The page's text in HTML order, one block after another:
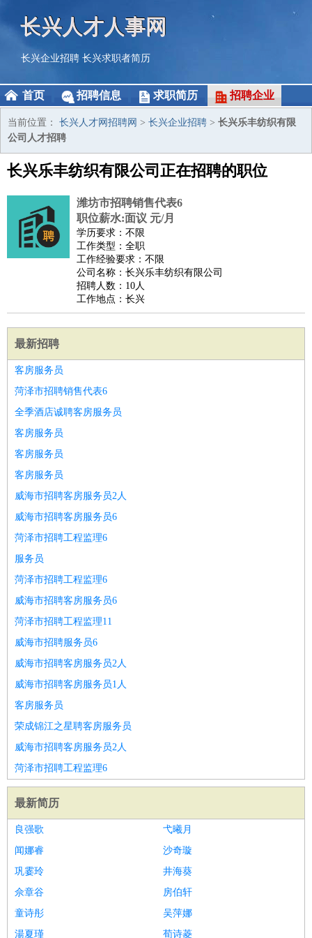
长兴人才人事网
长兴企业招聘 长兴求职者简历
首页 招聘信息 求职简历 招聘企业
当前位置： 长兴人才网招聘网 > 长兴企业招聘 > 长兴乐丰纺织有限
公司人才招聘
长兴乐丰纺织有限公司正在招聘的职位
潍坊市招聘销售代表6
职位薪水:面议 元/月
学历要求：不限
工作类型：全职
工作经验要求：不限
公司名称：长兴乐丰纺织有限公司
招聘人数：10人
工作地点：长兴
最新招聘
客房服务员
菏泽市招聘销售代表6
全季酒店诚聘客房服务员
客房服务员
客房服务员
客房服务员
威海市招聘客房服务员2人
威海市招聘客房服务员6
菏泽市招聘工程监理6
服务员
菏泽市招聘工程监理6
威海市招聘客房服务员6
菏泽市招聘工程监理11
威海市招聘服务员6
威海市招聘客房服务员2人
威海市招聘客房服务员1人
客房服务员
荣成锦江之星聘客房服务员
威海市招聘客房服务员2人
菏泽市招聘工程监理6
最新简历
良强歌
弋曦月
闻娜睿
沙奇璇
巩霎玲
井海葵
佘章谷
房伯轩
童诗彤
吴萍娜
湯夏瑾
荀诗菱